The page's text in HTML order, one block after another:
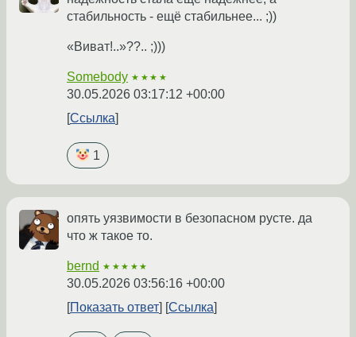
стабильность - ещё стабильнее... ;))
«Виват!..»??.. ;)))
Somebody ★★★★
30.05.2026 03:17:12 +00:00
Ссылка
1
опять уязвимости в безопасном русте. да
что ж такое то.
bernd ★★★★★
30.05.2026 03:56:16 +00:00
Показать ответ
Ссылка